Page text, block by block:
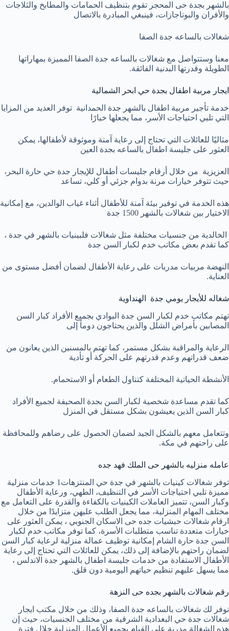
بالشهر بجدة حى المحجر تقوم بتنظيف الحمامات والمطابخ والثلاجات
والأفران والبوتاجازات، فينبغي المبادرة بالاتصال
شغالات بالساعه جدة الصفا
معنا وستتواصل مع شغالات بالساعه جدة الصفا المميزة بمهاراتها
الطويلة وقدرتها البدنية الفائقة.
ايجار مربية اطفال بجدة حي ابحر الشمالية
خدمة تأجير مربية اطفال بالشهر جدة الحمدانية توفر العديد من المزايا
التي تلبي احتياجات الأسر، مما يجعلها خيارًا
مثاليًا للعائلات التي تحتاج إلى رعاية آمنة وموثوقة لأطفالها، يمكن
العثور على جليسة اطفال بالساعه بجدة العين
العزيزية من خلال أرقام جليسات أطفال للإيجار جدة حي حارة البحر،
حيث تتوفر خيارات مرنة بدوام جزئي أو كلي، تساعد
هذه الخدمة في توفير بيئة آمنة للأطفال أثناء غياب الوالدين، مع إمكانية
الاختيار بين شغالات بالشهر 1500 جدة
الخالدية من جنسيات مختلفة مثل شغالات فلبينيات بالشهر في جدة ،
كما تقدم بعض مكاتب خدم لكبار السن جدة
النهضة مربيات مدربات على رعاية الأطفال لضمان أفضل مستوى من
العناية.
شغاله للأيجار يومي جدة الهنداوية
تهتم مكاتب خدم لكبار السن جدة البوادي بجميع الأفراد كبار السن
المصابين بأمراض الشلل والذين يحتاجون دوماً إلى
الرعاية والمراقبة بشكل مستمر، كما تهتم بالمسنين الذين يعانون من
ضعف قدراتهم وعدم قدرتهم على الحركة أو تأدية
الأنشطة الحياتية المختلفة كتناول الطعام أو الاستحمام.
كما تقدم مساعدة شخصية لكبار السن بجدة الصحيفة لجميع الأفراد
كبار السن الذين يعيشون بشكل مستقل في المنزل
وتتعامل معهم بالشكل الجيد لضمان الحصول على رضاهم وللمحافظة
على راحتهم في مكة.
عامله منزليه بالشهر حى الملك فهد جده
توفر شغالات كينيات بالشهر في جدة حي المنتزهات1 خدمات منزلية
مميزة تلبي احتياجات الأسر في التنظيف، الطهي، ورعاية الأطفال
وكبار السن، تتميز العاملات الكينيات بالكفاءة والقدرة على التعامل مع
مختلف المهام المنزلية، مما يجعل الطلب عليهن متزايدًا من خلال
ارقام شغالات حبشيات جده حى الاسكان الجنوبي ، يمكن العثور على
خيارات متعددة تناسب متطلبات الأسرة، كما توفر مكاتب خدم لكبار
السن جدة حارة الشام إمكانية توظيف عمالة منزلية لرعاية كبار السن
لضمان راحتهم بالإضافة إلى ذلك، يمكن للعائلات التي تحتاج إلى رعاية
الأطفال الاستفادة من خدمات جليسة اطفال بالشهر جدة الاندلس ،
مما يسهل عليهم تنظيم حياتهم اليومية دون قلق.
رقم شغالات بالشهر بجده حى النزهة
نوفر لك شغالات بالساعه جدة الصفا، وذلك من خلال مكتب ايجار
شغالات جدة حي البغدادية الشرقية من مختلف الجنسيات، حيث إن
هذه الشغالة مدربة على القيام بجميع الأعمال المنزلية خلال فترة